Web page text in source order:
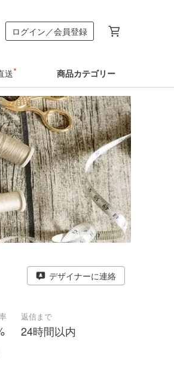
ログイン／会員登録
送 商品カテゴリー
デザイナーに連絡
返信まで
24時間以内